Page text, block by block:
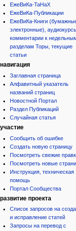
ЕжеВиКа-ТаНаХ
ЕжеВиКа-Публикации
ЕжеВиКа-Книги
электронные),
комментарии к
разделам Торы, текущие
статьи
навигация
Заглавная страница
Алфавитный указатель
названий страниц
Новостной Портал
Раздел Публикаций
Случайная статья
участие
Сообщить об ошибке
Создать новую страницу
Посмотреть свежие
Посмотреть новые
Инструкция, техническая
помощь
Портал Сообщества
развитие проекта
Список запросов на
и исправление статей
Запросы на перевод с